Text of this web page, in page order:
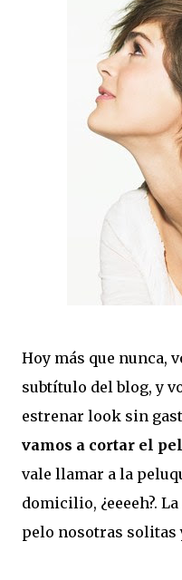
Hoy más que nunca,
subtítulo del blog, y
estrenar look sin
vamos a cortar el
vale llamar a la
domicilio, ¿eeeeh?.
pelo nosotras solitas